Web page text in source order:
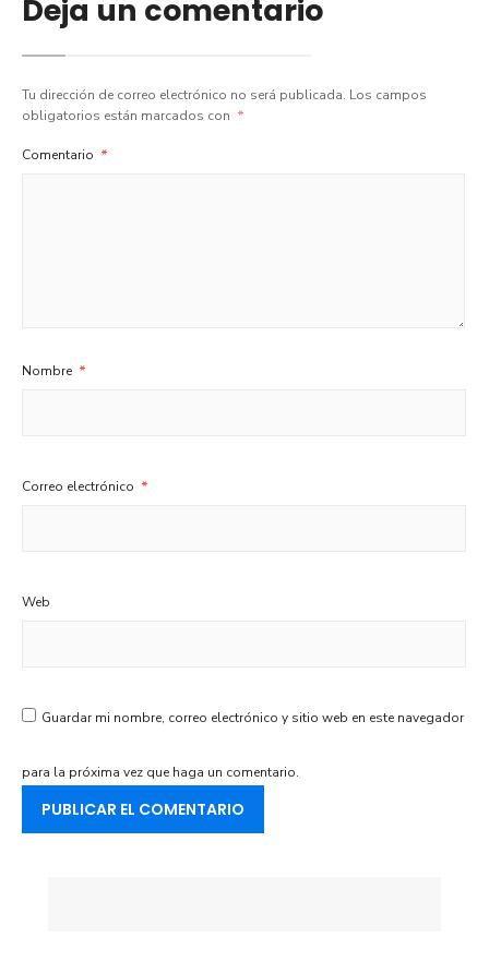
Deja un comentario
Tu dirección de correo electrónico no será publicada. Los campos
obligatorios están marcados con *
Comentario *
Nombre *
Correo electrónico *
Web
Guardar mi nombre, correo electrónico y sitio web en este navegador
para la próxima vez que haga un comentario.